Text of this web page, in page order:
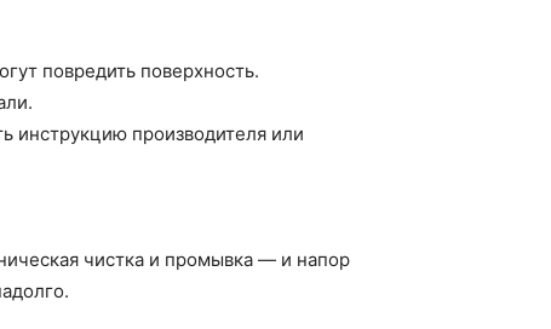
повредить поверхность.
инструкцию производителя или
чистка и промывка — и напор